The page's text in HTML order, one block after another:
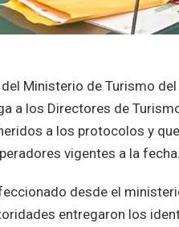
Ministerio de Turismo
a los Directores de
a los protocolos y
vigentes a la fecha.
desde el
entregaron los